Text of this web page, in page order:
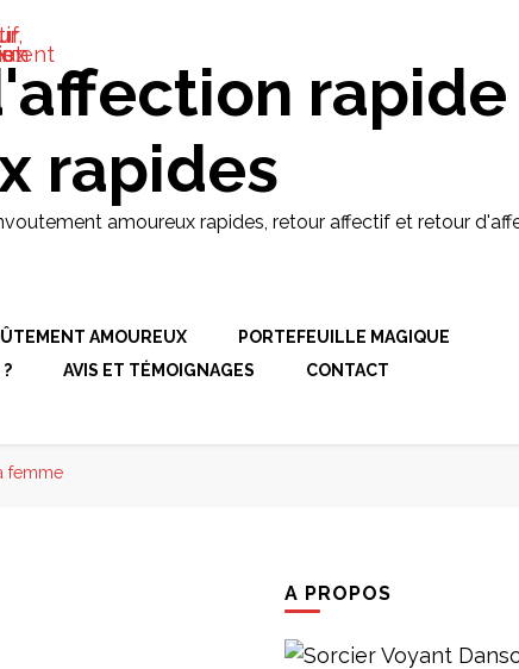
rapides
amoureux rapides, retour affectif et retour
AMOUREUX
PORTEFEUILLE MAGIQUE
?
AVIS ET TÉMOIGNAGES CONTACT
femme
A PROPOS